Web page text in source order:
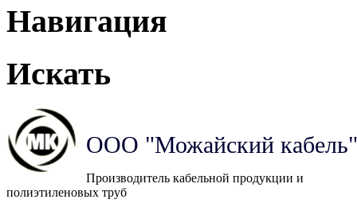
Навигация
Искать
ООО "Можайский кабель"
Производитель кабельной продукции и
полиэтиленовых труб